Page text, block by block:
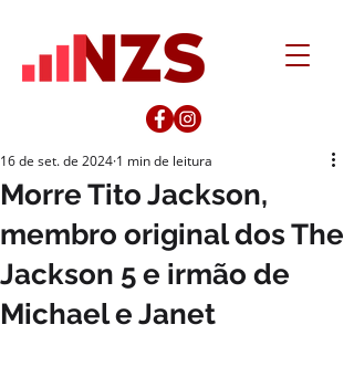
Morre Tito Jackson,
membro original dos The
Jackson 5 e irmão de
Michael e Janet
16 de set. de 2024 1 min de leitura